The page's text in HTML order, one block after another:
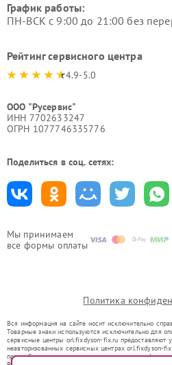
Мы принимаем
все формы оплаты
График работы:
ПН-ВСК с 9:00 до 21:00 без
Рейтинг сервисного центра
4.9-5.0
ООО "Русервис"
ИНН 7702633247
ОГРН 1077746335776
Поделиться в соц. сетях:
Политика
Вся информация на сайте носит исключительно
Товарные знаки используются исключительно для
сервисные центры orl.fixdyson-fix.ru предоставляют
неавторизованных сервисных центрах orl.fixdyson-
правообладателями товарных знаков или их